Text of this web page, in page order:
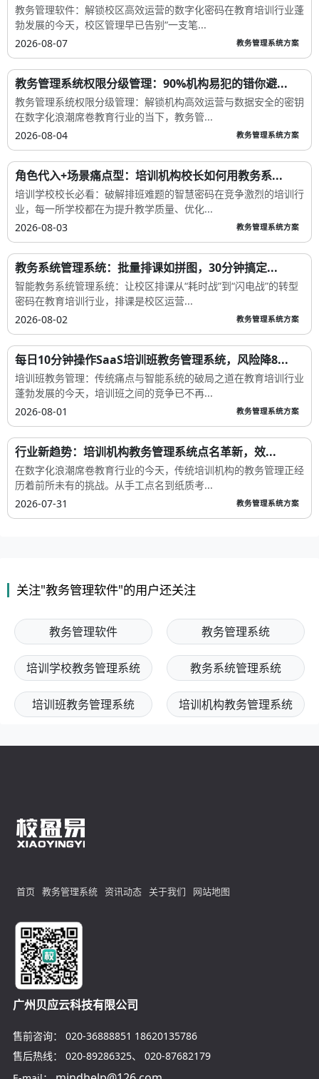
教务管理软件：解锁校区高效运营的数字化密码在教育培训行业蓬
勃发展的今天，校区管理早已告别“一支笔...
2026-08-07
教务管理系统方案
教务管理系统权限分级管理：90%机构易犯的错你避...
教务管理系统权限分级管理：解锁机构高效运营与数据安全的密钥
在数字化浪潮席卷教育行业的当下，教务管...
2026-08-04
教务管理系统方案
角色代入+场景痛点型：培训机构校长如何用教务系...
培训学校校长必看：破解排班难题的智慧密码在竞争激烈的培训行
业，每一所学校都在为提升教学质量、优化...
2026-08-03
教务管理系统方案
教务系统管理系统：批量排课如拼图，30分钟搞定...
智能教务系统管理系统：让校区排课从“耗时战”到“闪电战”的转型
密码在教育培训行业，排课是校区运营...
2026-08-02
教务管理系统方案
每日10分钟操作SaaS培训班教务管理系统，风险降8...
培训班教务管理：传统痛点与智能系统的破局之道在教育培训行业
蓬勃发展的今天，培训班之间的竞争已不再...
2026-08-01
教务管理系统方案
行业新趋势：培训机构教务管理系统点名革新，效...
在数字化浪潮席卷教育行业的今天，传统培训机构的教务管理正经
历着前所未有的挑战。从手工点名到纸质考...
2026-07-31
教务管理系统方案
关注"教务管理软件"的用户还关注
教务管理软件 教务管理系统
培训学校教务管理系统 教务系统管理系统
培训班教务管理系统 培训机构教务管理系统
首页 教务管理系统 资讯动态 关于我们 网站地图
广州贝应云科技有限公司
售前咨询： 020-36888851 18620135786
售后热线：
020-89286325、 020-87682179